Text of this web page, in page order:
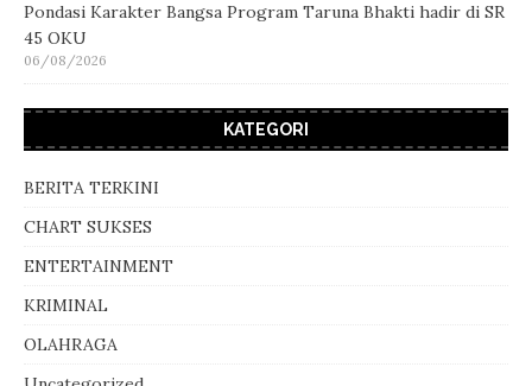
Pondasi Karakter Bangsa Program Taruna Bhakti hadir di SR
45 OKU
06/08/2026
KATEGORI
BERITA TERKINI
CHART SUKSES
ENTERTAINMENT
KRIMINAL
OLAHRAGA